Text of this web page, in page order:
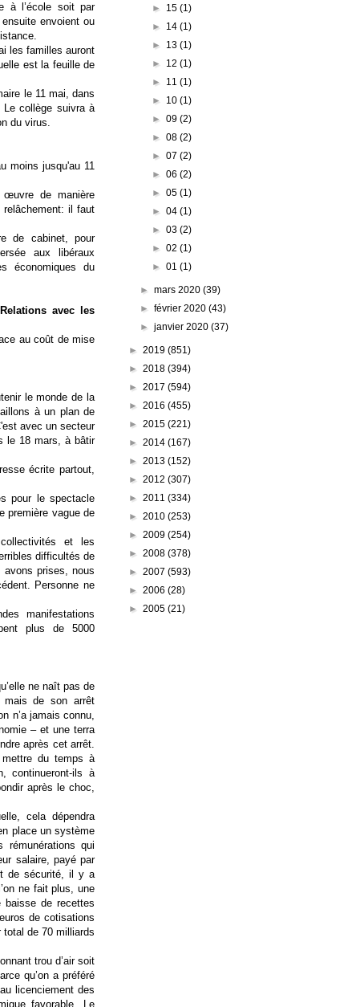
à l’école soit par
envoient ou
les familles auront
est la feuille de
le 11 mai, dans
collège suivra à
du virus.
moins jusqu'au 11
œuvre de manière
il faut
de cabinet, pour
aux libéraux
économiques du
avec les
au coût de mise
le monde de la
à un plan de
avec un secteur
le 18 mars, à bâtir
écrite partout,
pour le spectacle
première vague de
et les
difficultés de
avons prises, nous
Personne ne
manifestations
plus de 5000
ne naît pas de
mais de son arrêt
n’a jamais connu,
– et une terra
après cet arrêt.
du temps à
continueront-ils à
après le choc,
cela dépendra
place un système
rémunérations qui
salaire, payé par
de sécurité, il y a
ne fait plus, une
de recettes
de cotisations
de 70 milliards
trou d’air soit
qu’on a préféré
licenciement des
favorable. Le
► 15 (1)
► 14 (1)
► 13 (1)
► 12 (1)
► 11 (1)
► 10 (1)
► 09 (2)
► 08 (2)
► 07 (2)
► 06 (2)
► 05 (1)
► 04 (1)
► 03 (2)
► 02 (1)
► 01 (1)
►mars 2020(39)
►février 2020(43)
►janvier 2020(37)
► 2019 (851)
► 2018 (394)
► 2017 (594)
► 2016 (455)
► 2015 (221)
► 2014 (167)
► 2013 (152)
► 2012 (307)
► 2011 (334)
► 2010 (253)
► 2009 (254)
► 2008 (378)
► 2007 (593)
► 2006 (28)
► 2005 (21)